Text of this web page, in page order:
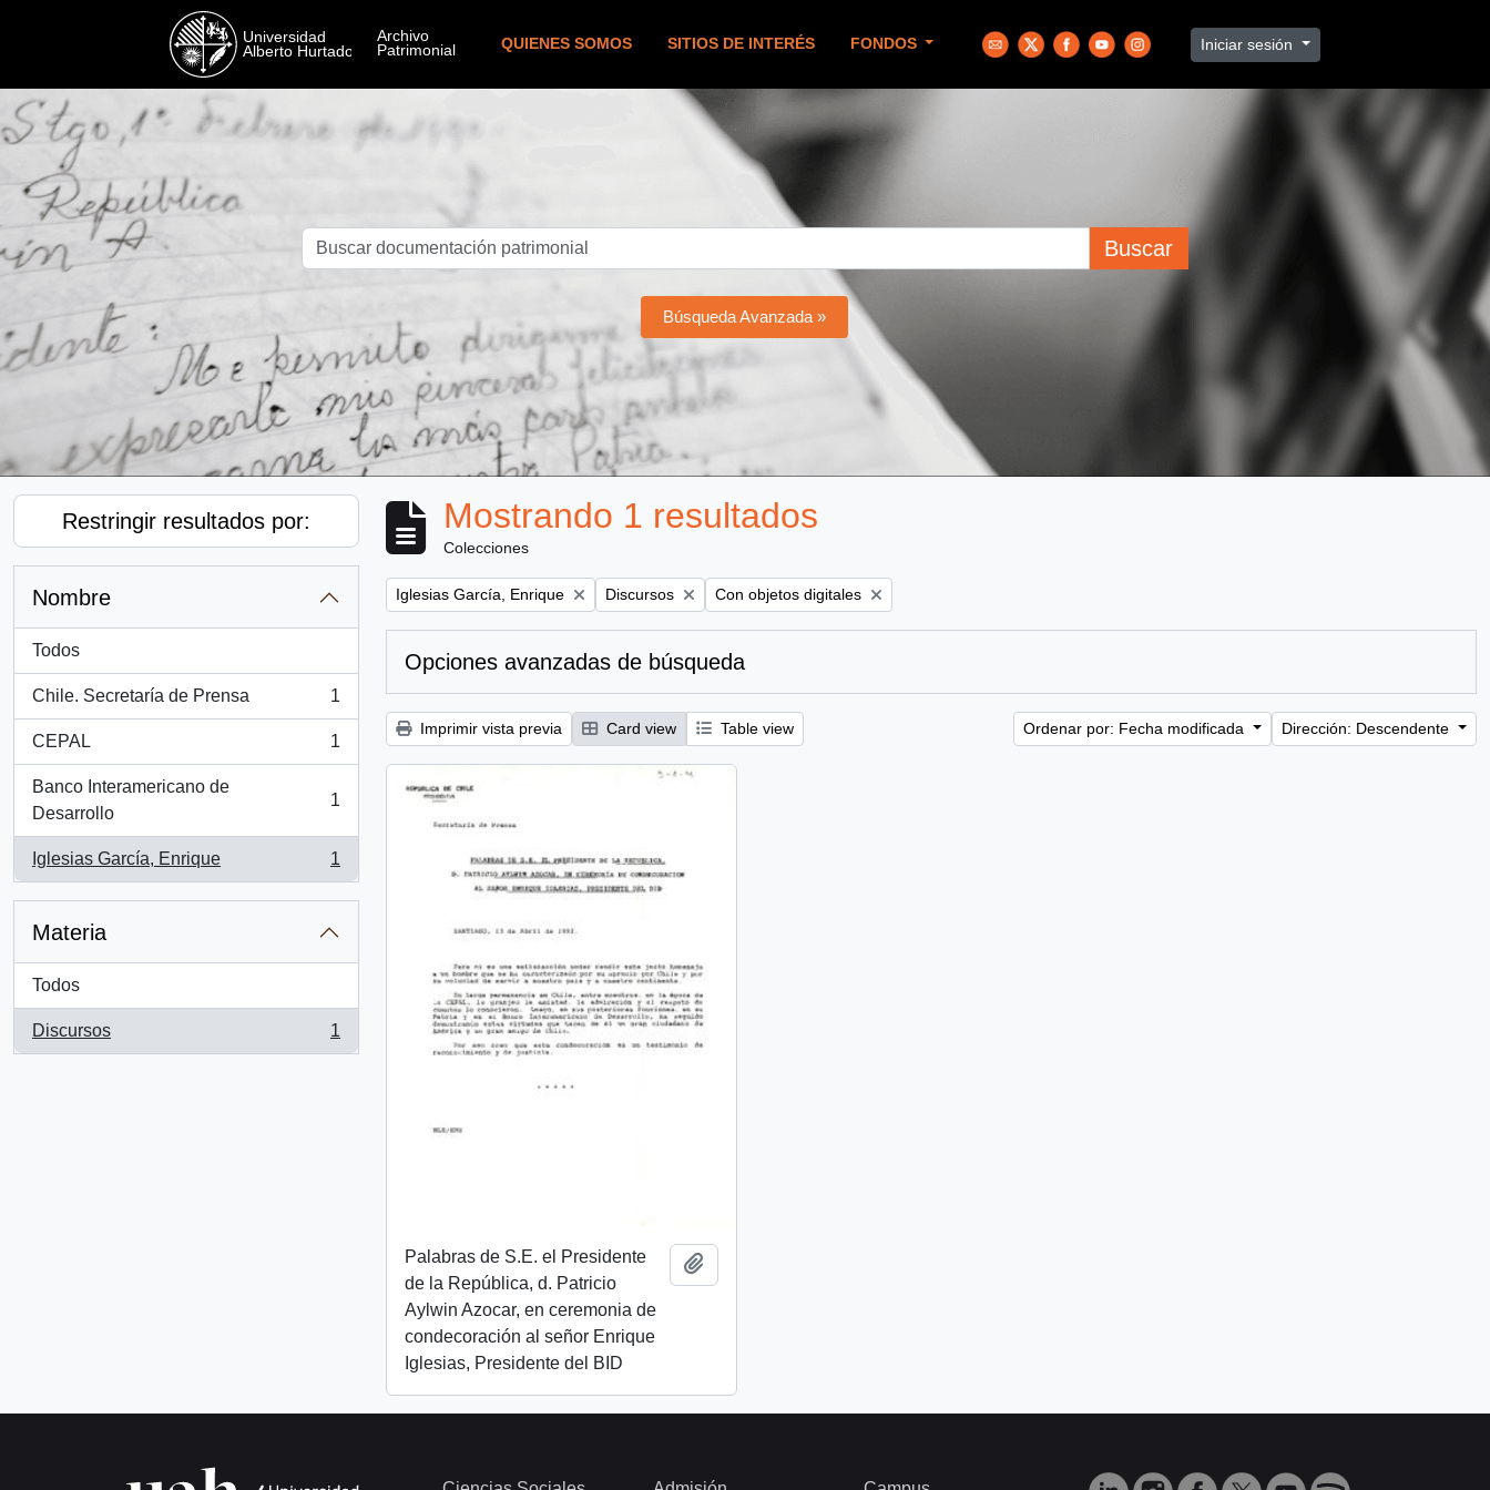
QUIENES SOMOS SITIOS DE INTERÉS FONDOS Iniciar sesión
Buscar
Búsqueda Avanzada »
Restringir resultados por:
Nombre
Todos
Chile. Secretaría de Prensa
, 1 resultados
1
CEPAL
, 1 resultados
1
Banco Interamericano de
Desarrollo
, 1 resultados
1
Iglesias García, Enrique
, 1 resultados
1
Materia
Todos
Discursos
, 1 resultados
1
Mostrando 1 resultados
Colecciones
Remove filter:
Iglesias García, Enrique Remove filter:
Discursos Remove filter:
Con objetos digitales
Opciones avanzadas de búsqueda
Imprimir vista previa Card view Table view Ordenar por: Fecha modificada Dirección: Descendente
Palabras de S.E. el Presidente
de la República, d. Patricio
Aylwin Azocar, en ceremonia de
condecoración al señor Enrique
Iglesias, Presidente del BID